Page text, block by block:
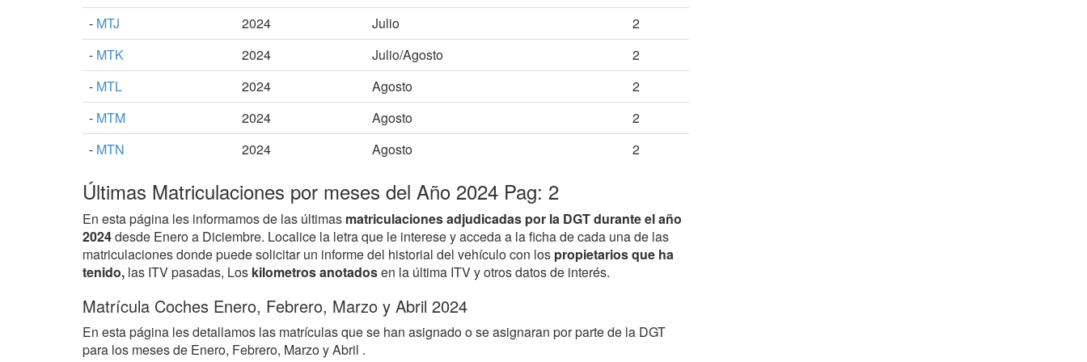
- MTJ 2024 Julio
2
- MTK 2024 Julio/Agosto
2
- MTL 2024 Agosto
2
- MTM 2024 Agosto
2
- MTN 2024 Agosto 2
Últimas Matriculaciones por meses del Año 2024 Pag: 2
En esta página les informamos de las últimas matriculaciones adjudicadas por la DGT durante el año
2024desde Enero a Diciembre. Localice la letra que le interese y acceda a la ficha de cada una de las
matriculaciones donde puede solicitar un informe del historial del vehículo con los propietarios que ha
tenido, las ITV pasadas, Los kilometros anotadosen la última ITV y otros datos de interés.
Matrícula Coches Enero, Febrero, Marzo y Abril 2024
En esta página les detallamos las matrículas que se han asignado o se asignaran por parte de la DGT
para los meses de Enero, Febrero, Marzo y Abril .